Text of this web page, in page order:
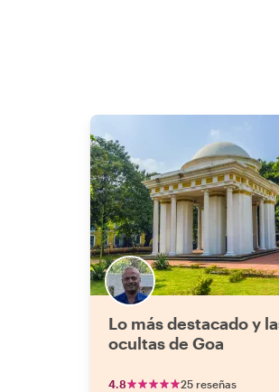
Lo más destacado y
ocultas de Goa
4.8 25 reseñas